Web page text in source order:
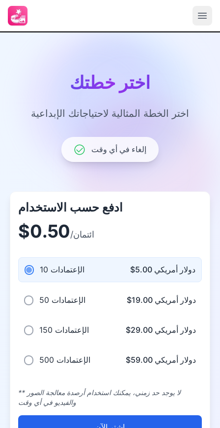
اختر خطتك
اختر الخطة المثالية لاحتياجاتك الإبداعية
إلغاء في أي وقت
ادفع حسب الاستخدام
$0.50 /ائتمان
10 الإعتمادات $5.00 دولار أمريكي
50 الإعتمادات $19.00 دولار أمريكي
150 الإعتمادات $29.00 دولار أمريكي
500 الإعتمادات $59.00 دولار أمريكي
** لا يوجد حد زمني، يمكنك استخدام أرصدة معالجة الصور
والفيديو في أي وقت